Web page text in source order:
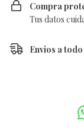
Compra
Tus datos
Envios a